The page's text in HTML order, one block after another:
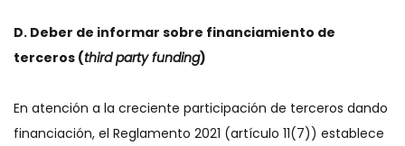
D. Deber de informar sobre financiamiento de
terceros (third party funding)
En atención a la creciente participación de terceros dando
financiación, el Reglamento 2021 (artículo 11(7)) establece